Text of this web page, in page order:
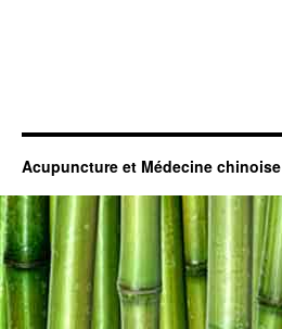
Acupuncture et Médecine chinoise